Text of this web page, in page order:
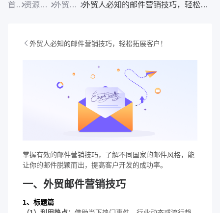
首页 资源中心 外贸资讯 外贸人必知的邮件营销技巧，轻松拓展客户！
外贸人必知的邮件营销技巧，轻松拓展客户！
掌握有效的邮件营销技巧，了解不同国家的邮件风格，能
让你的邮件脱颖而出，提高客户开发的成功率。
一、外贸邮件营销技巧
1、标题篇